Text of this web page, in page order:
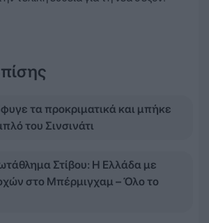
τα προκριματικά και μπήκε
του Σινσινάτι
Στίβου: Η Ελλάδα με
στο Μπέρμιγχαμ – Όλο το